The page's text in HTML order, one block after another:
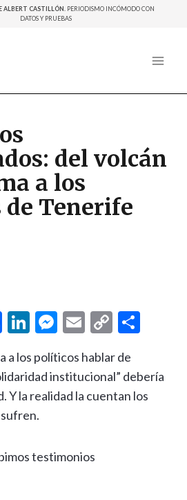
ALBERT CASTILLÓN. PERIODISMO INCÓMODO CON
DATOS Y PRUEBAS
del volcán
a los
Tenerife
F
e
b
o
k
Li
ke
dI
n
M
se
n
E
ai
l
C
p
y
m
p
a los políticos hablar de
institucional” debería
Y la realidad la cuentan los
testimonios